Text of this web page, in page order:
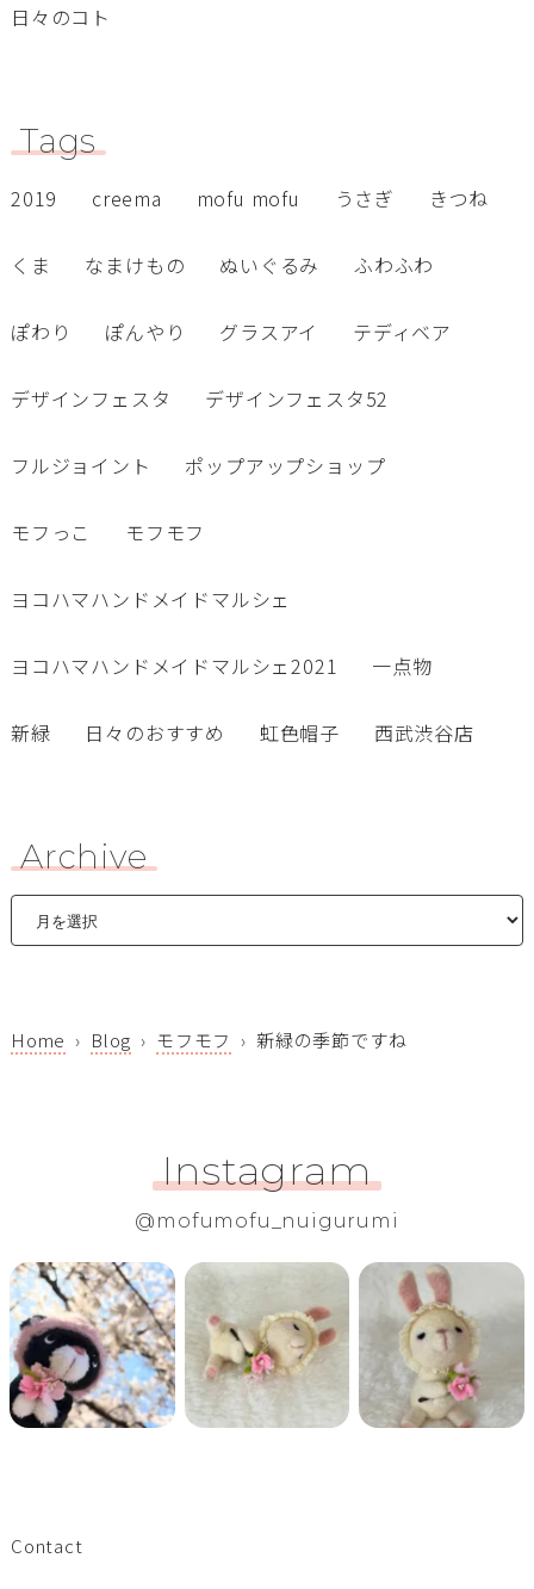
日々のコト
Tags
2019 creema mofu mofu うさぎ きつね
くま なまけもの ぬいぐるみ ふわふわ
ぽわり ぽんやり グラスアイ テディベア
デザインフェスタ デザインフェスタ52
フルジョイント ポップアップショップ
モフっこ モフモフ
ヨコハマハンドメイドマルシェ
ヨコハマハンドメイドマルシェ2021 一点物
新緑 日々のおすすめ 虹色帽子 西武渋谷店
Archive
Home Blog モフモフ 新緑の季節ですね
Instagram
@mofumofu_nuigurumi
Contact